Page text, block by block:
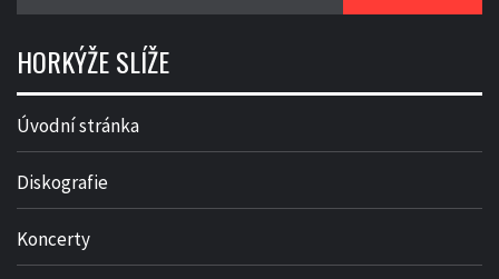
HORKÝŽE SLÍŽE
Úvodní stránka
Diskografie
Koncerty